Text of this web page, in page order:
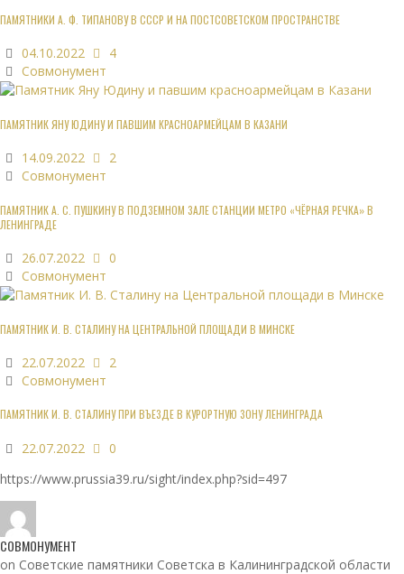
ПАМЯТНИКИ А. Ф. ТИПАНОВУ В СССР И НА ПОСТСОВЕТСКОМ ПРОСТРАНСТВЕ
04.10.2022
4
Совмонумент
ПАМЯТНИК ЯНУ ЮДИНУ И ПАВШИМ КРАСНОАРМЕЙЦАМ В КАЗАНИ
14.09.2022
2
Совмонумент
ПАМЯТНИК А. С. ПУШКИНУ В ПОДЗЕМНОМ ЗАЛЕ СТАНЦИИ МЕТРО «ЧЁРНАЯ РЕЧКА» В
ЛЕНИНГРАДЕ
26.07.2022
0
Совмонумент
ПАМЯТНИК И. В. СТАЛИНУ НА ЦЕНТРАЛЬНОЙ ПЛОЩАДИ В МИНСКЕ
22.07.2022
2
Совмонумент
ПАМЯТНИК И. В. СТАЛИНУ ПРИ ВЪЕЗДЕ В КУРОРТНУЮ ЗОНУ ЛЕНИНГРАДА
22.07.2022
0
https://www.prussia39.ru/sight/index.php?sid=497
СОВМОНУМЕНТ
on Советские памятники Советска в Калининградской области